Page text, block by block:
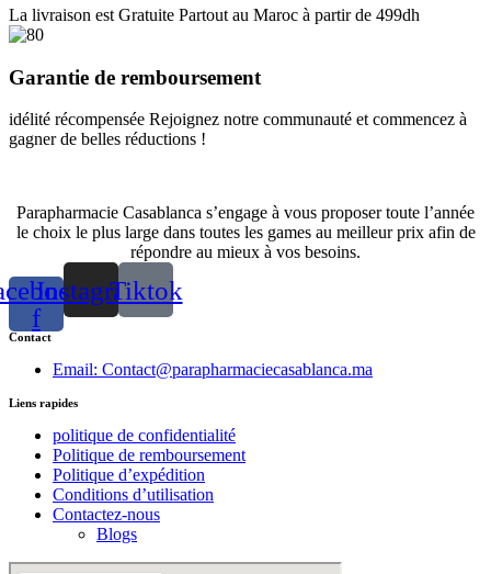
La livraison est Gratuite Partout au Maroc à partir de 499dh
Garantie de remboursement
idélité récompensée Rejoignez notre communauté et commencez à
gagner de belles réductions !
Parapharmacie Casablanca s’engage à vous proposer toute l’année
le choix le plus large dans toutes les games au meilleur prix afin de
répondre au mieux à vos besoins.
f
InstagramTiktok
Contact
Email: Contact@parapharmaciecasablanca.ma
Liens rapides
politique de confidentialité
Politique de remboursement
Politique d’expédition
Conditions d’utilisation
Contactez-nous
Blogs